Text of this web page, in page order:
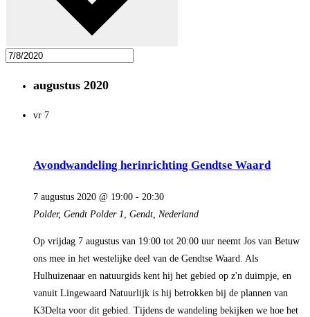
augustus 2020
vr 7
Avondwandeling herinrichting Gendtse Waard
7 augustus 2020 @ 19:00 - 20:30
Polder, Gendt Polder 1, Gendt, Nederland
Op vrijdag 7 augustus van 19:00 tot 20:00 uur neemt Jos van Betuw
ons mee in het westelijke deel van de Gendtse Waard. Als
Hulhuizenaar en natuurgids kent hij het gebied op z'n duimpje, en
vanuit Lingewaard Natuurlijk is hij betrokken bij de plannen van
K3Delta voor dit gebied. Tijdens de wandeling bekijken we hoe het